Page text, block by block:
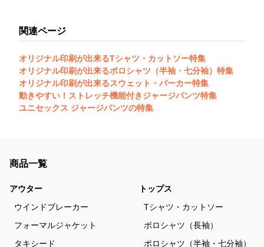
関連ページ
オリジナル印刷が出来るTシャツ・カットソー特集
オリジナル印刷が出来るポロシャツ（半袖・七分袖）特集
オリジナル印刷が出来るスウェット・パーカー特集
動きやすい！ストレッチ機能付きジャージパンツ特集
ユニセックス ジャージパンツの特集
商品一覧
アウター
ウインドブレーカー
フォーマルジャケット
タキシード
トップス
Tシャツ・カットソー
ポロシャツ（長袖）
ポロシャツ（半袖・七分袖）